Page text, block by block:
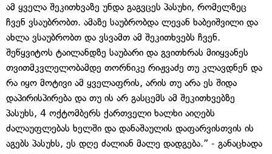
ამ ყველა შეკითხვაზე უნდა გაგვცეს პასუხი, რომელზეც
ჩვენ ვსაუბრობთ. ამაზე საუბრობდა ლევან ხაბეიშვილი და
ახლა ვსაუბრობთ და ვსვამთ ამ შეკითხვებს ჩვენ.
შეწყვიტოს ტაილანდზე საუბარი და გვითხრას მიიყვანეს
თვითმკვლელობამდე თორნიკე რიჟვაძე თუ კლავდნენ და
რა იყო მოტივი ამ ყველაფრის, არის თუ არა ეს შიდა
დაპირისპირება და თუ ის არ გასცემს ამ შეკითხვებზე
პასუხს, 4 ოქტომბერს ქართველი ხალხი აიღებს
ძალაუფლებას ხელში და დანაშაულის დაფარვისთვის ის
აგებს პასუხს, ეს დღე ძალიან მალე დადგება.” - განაცხადა